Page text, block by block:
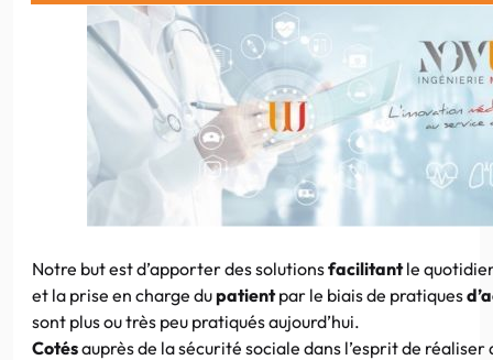
Notre but est d’apporter des solutionsfacilitantle
et la prise en charge dupatientpar le biais de pratiques
sont plus ou très peu pratiqués aujourd’hui.
Cotésauprès de la sécurité sociale dans l’esprit de réaliser